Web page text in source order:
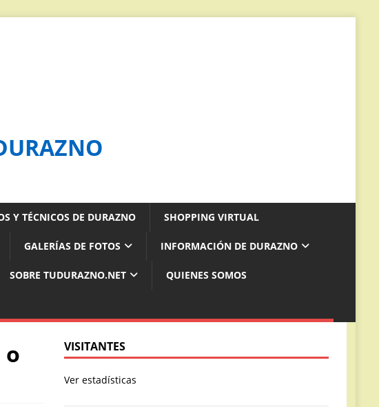
Y TÉCNICOS DE DURAZNO SHOPPING VIRTUAL
GALERÍAS DE FOTOS INFORMACIÓN DE DURAZNO
SOBRE TUDURAZNO.NET QUIENES SOMOS
o
VISITANTES
Ver estadísticas